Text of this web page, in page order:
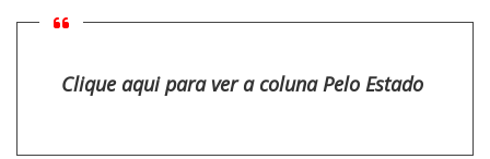
Clique aqui para ver a coluna Pelo Estado